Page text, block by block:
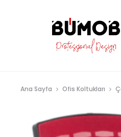
Ana Sayfa Ofis Koltukları